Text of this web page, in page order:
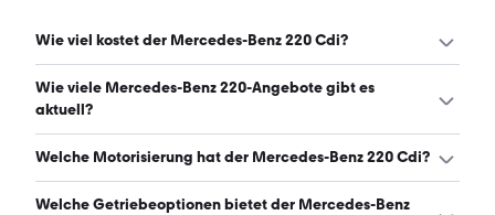
Wie viel kostet der Mercedes-Benz 220 Cdi?
Ein guter Preis für einen Mercedes-Benz 220 Cdi liegt
zwischen 5.124 € und 12.299 €. (Stand: 8.8.2026)
Wie viele Mercedes-Benz 220-Angebote gibt es
aktuell?
Es gibt insgesamt 107 Mercedes-Benz 220 bei mobile.de,
8.8.2026)
Welche Motorisierung hat der Mercedes-Benz 220 Cdi?
Der Mercedes-Benz 220 Cdi hat Leistungen zwischen 150
Welche Getriebeoptionen bietet der Mercedes-Benz